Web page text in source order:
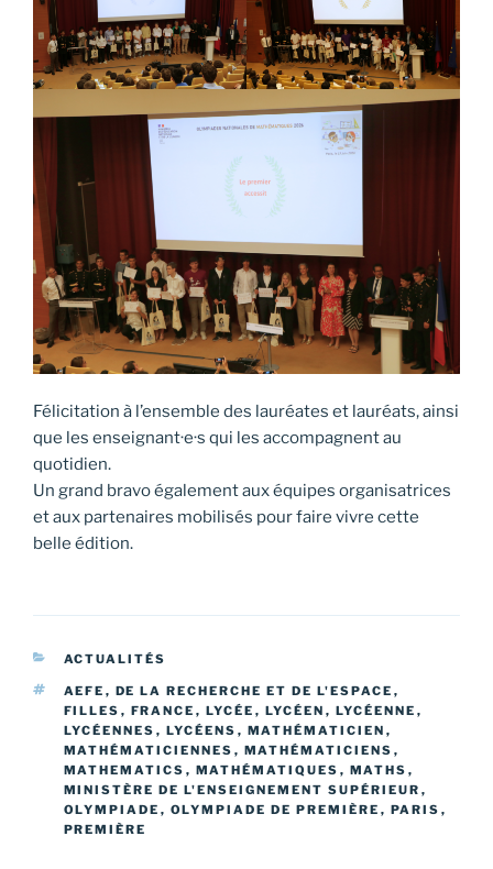
Félicitation à l’ensemble des lauréates et lauréats, ainsi
que les enseignant·e·s qui les accompagnent au
quotidien.
Un grand bravo également aux équipes organisatrices
et aux partenaires mobilisés pour faire vivre cette
belle édition.
CATÉGORIES
ACTUALITÉS
ÉTIQUETTES
AEFE , DE LA RECHERCHE ET DE L'ESPACE ,
FILLES , FRANCE , LYCÉE , LYCÉEN , LYCÉENNE ,
LYCÉENNES , LYCÉENS , MATHÉMATICIEN ,
MATHÉMATICIENNES , MATHÉMATICIENS ,
MATHEMATICS , MATHÉMATIQUES , MATHS ,
MINISTÈRE DE L'ENSEIGNEMENT SUPÉRIEUR ,
OLYMPIADE , OLYMPIADE DE PREMIÈRE , PARIS ,
PREMIÈRE